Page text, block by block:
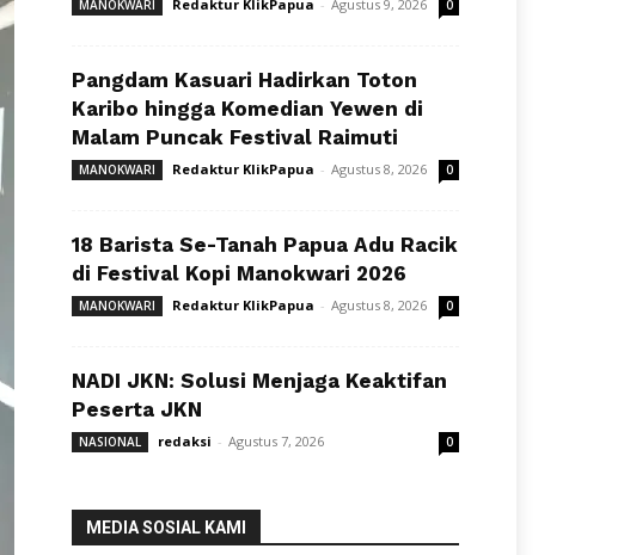
MANOKWARI Redaktur KlikPapua - Agustus 9, 2026 0
Pangdam Kasuari Hadirkan Toton
Karibo hingga Komedian Yewen di
Malam Puncak Festival Raimuti
MANOKWARI Redaktur KlikPapua - Agustus 8, 2026 0
18 Barista Se-Tanah Papua Adu Racik
di Festival Kopi Manokwari 2026
MANOKWARI Redaktur KlikPapua - Agustus 8, 2026 0
NADI JKN: Solusi Menjaga Keaktifan
Peserta JKN
NASIONAL redaksi - Agustus 7, 2026 0
MEDIA SOSIAL KAMI